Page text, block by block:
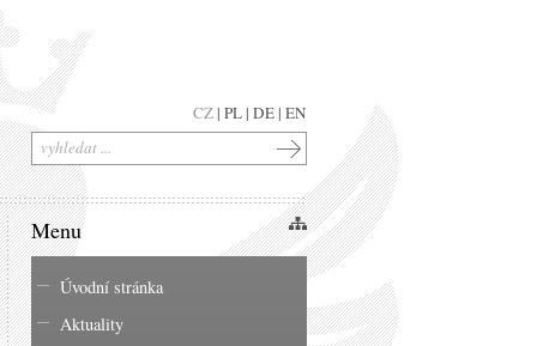
Menu
Úvodní stránka
Aktuality
CZ | PL | DE | EN